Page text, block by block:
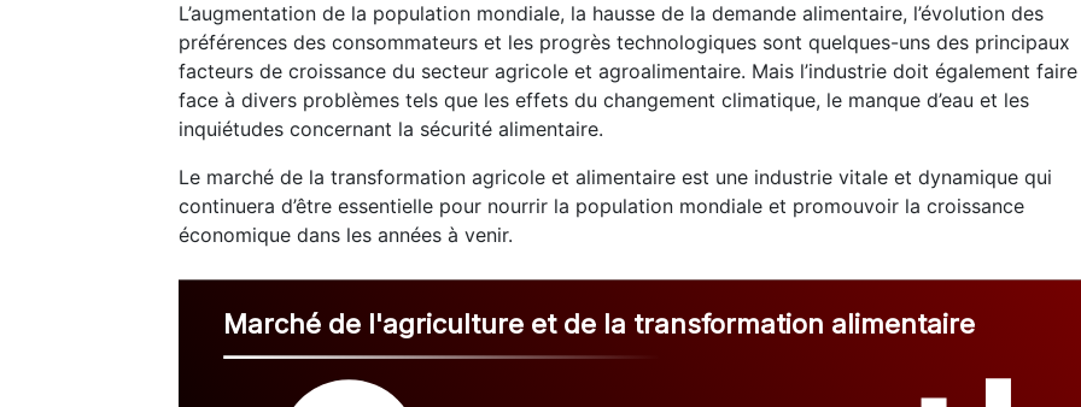
L’augmentation de la population mondiale, la hausse de la demande alimentaire, l’évolution des
préférences des consommateurs et les progrès technologiques sont quelques-uns des principaux
facteurs de croissance du secteur agricole et agroalimentaire. Mais l’industrie doit également faire
face à divers problèmes tels que les effets du changement climatique, le manque d’eau et les
inquiétudes concernant la sécurité alimentaire.
Le marché de la transformation agricole et alimentaire est une industrie vitale et dynamique qui
continuera d’être essentielle pour nourrir la population mondiale et promouvoir la croissance
économique dans les années à venir.
Marché de l'agriculture et de la transformation alimentaire